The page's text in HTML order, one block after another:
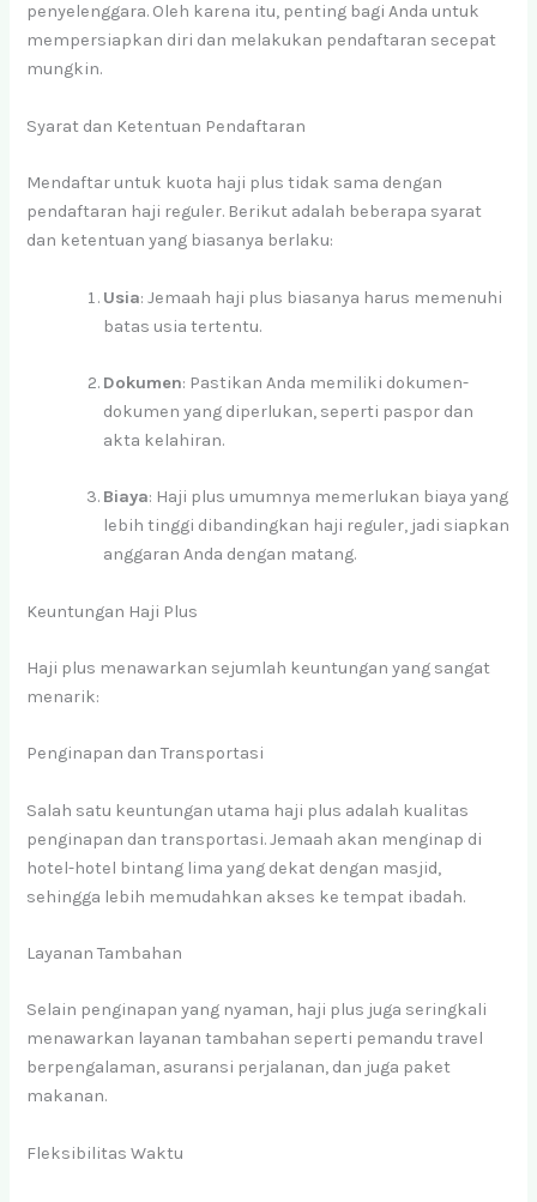
penyelenggara. Oleh karena itu, penting bagi Anda untuk
mempersiapkan diri dan melakukan pendaftaran secepat
mungkin.
Syarat dan Ketentuan Pendaftaran
Mendaftar untuk kuota haji plus tidak sama dengan
pendaftaran haji reguler. Berikut adalah beberapa syarat
dan ketentuan yang biasanya berlaku:
Usia: Jemaah haji plus biasanya harus memenuhi
batas usia tertentu.
Dokumen: Pastikan Anda memiliki dokumen-
dokumen yang diperlukan, seperti paspor dan
akta kelahiran.
Biaya: Haji plus umumnya memerlukan biaya yang
lebih tinggi dibandingkan haji reguler, jadi siapkan
anggaran Anda dengan matang.
Keuntungan Haji Plus
Haji plus menawarkan sejumlah keuntungan yang sangat
menarik:
Penginapan dan Transportasi
Salah satu keuntungan utama haji plus adalah kualitas
penginapan dan transportasi. Jemaah akan menginap di
hotel-hotel bintang lima yang dekat dengan masjid,
sehingga lebih memudahkan akses ke tempat ibadah.
Layanan Tambahan
Selain penginapan yang nyaman, haji plus juga seringkali
menawarkan layanan tambahan seperti pemandu travel
berpengalaman, asuransi perjalanan, dan juga paket
makanan.
Fleksibilitas Waktu